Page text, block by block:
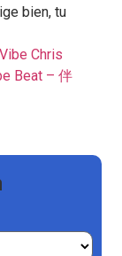
bien, tu
Chris
Beat – 伴